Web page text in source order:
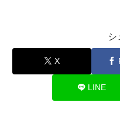
シ
X
LINE